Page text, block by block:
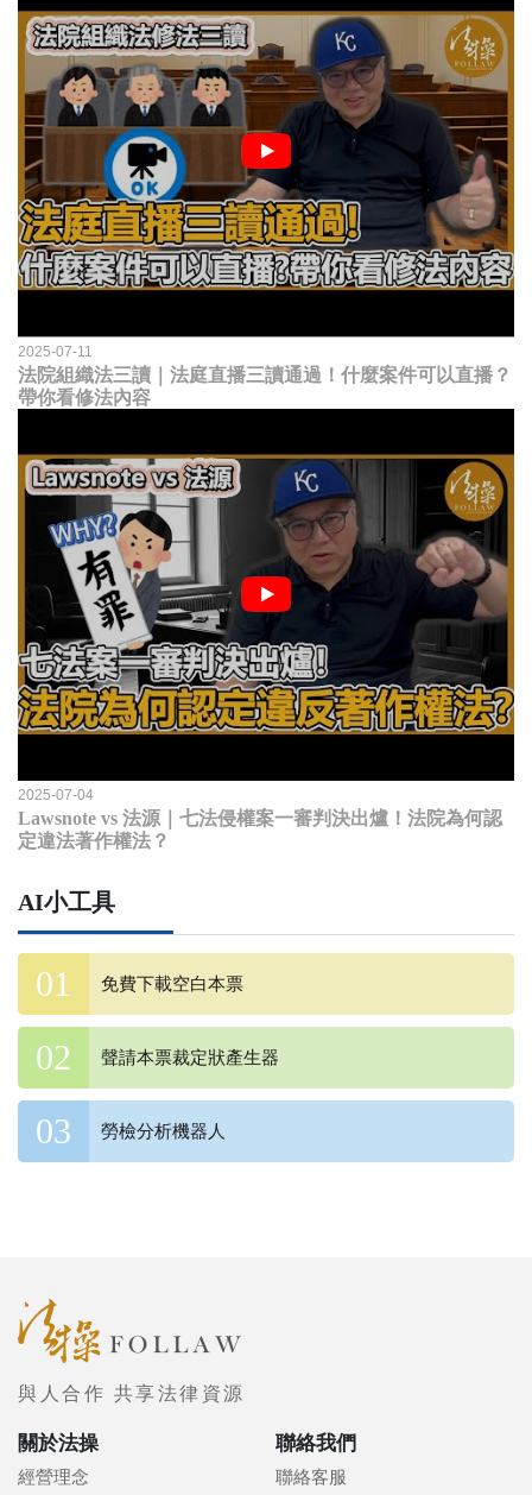
2025-07-11
法院組織法三讀｜法庭直播三讀通過！什麼案件可以直播？
帶你看修法內容
2025-07-04
Lawsnote vs 法源｜七法侵權案一審判決出爐！法院為何認
定違法著作權法？
AI小工具
免費下載空白本票
聲請本票裁定狀產生器
勞檢分析機器人
與人合作 共享法律資源
關於法操
經營理念
聯絡我們
聯絡客服